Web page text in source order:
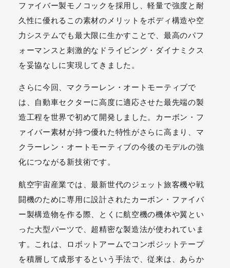
ファイバー製モノコックを採用し、軽量で強度と耐
久性に優れるこの素材のメリットをボディ構造や空
力システムでも最大限に生かすことで、最高のパフ
ォーマンスと刺激的なドライビング・ダイナミクス
を妥協なしに実現してきました。
さらに今回、マクラーレン・オートモーティブで
は、自動車セクターに高度に適応させた最先端の製
造工程を世界で初めて開発しました。カーボン・フ
ァイバー素材が持つ優れた特性がさらに高まり、マ
クラーレン・オートモーティブの今後のモデルの強
化につながる新技術です。
航空宇宙産業では、最新世代のジェット旅客機や戦
闘機のために専用に設計されたカーボン・ファイバ
ー製構造物を作る際、とくに航空機の機体や翼とい
った大型パーツで、超精密な製造法が使われていま
す。これは、ロボットアームでコンポジットテープ
を積層して成形するという手法で、従来は、あらか